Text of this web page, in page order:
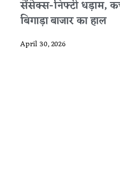
सेंसेक्स-निफ्टी धड़ाम,
बिगाड़ा बाजार का हाल
April 30, 2026